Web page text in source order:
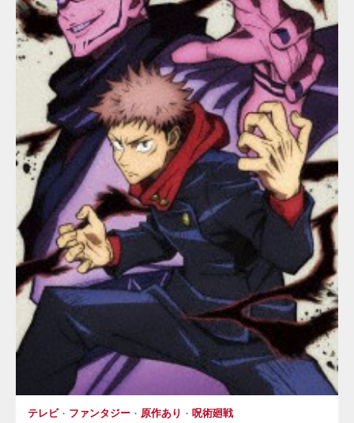
テレビ ファンタジー 原作あり 呪術廻戦